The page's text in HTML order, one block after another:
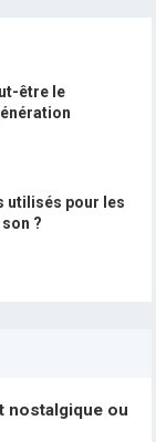
être le
utilisés pour les
?
nostalgique ou